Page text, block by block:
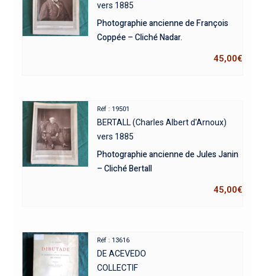
vers 1885
Photographie ancienne de François
Coppée – Cliché Nadar.
45,00€
Réf : 19501
BERTALL (Charles Albert d'Arnoux)
vers 1885
Photographie ancienne de Jules Janin
– Cliché Bertall
45,00€
Réf : 13616
DE ACEVEDO
COLLECTIF